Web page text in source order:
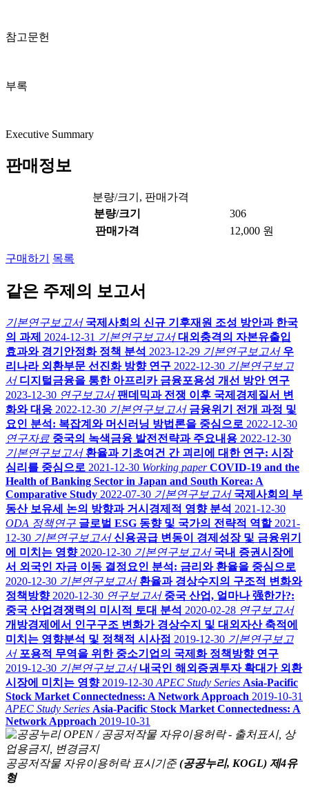
참고문헌
부록
Executive Summary
판매정보
분량/크기, 판매가격
분량/크기
306
판매가격
12,000 원
구매하기 목록
같은 주제의 보고서
기본연구보고서 국제사회의 신규 기후재원 조성 방안과 한국
의 과제
2024-12-31 기본연구보고서 대외충격의 자본유출입
효과와 경기안정화 정책 분석 2023-12-29 기본연구보고서 우
리나라 외환부문 선진화 방향 연구 2022-12-30 기본연구보고
서 디지털금융을 통한 아프리카 금융포용성 개선 방안 연구
2023-12-30 연구보고서 팬데믹과 전쟁 이후 국제경제질서 변
화와 대응 2022-12-30 기본연구보고서 금융위기 전개 과정 및
요인 분석: 복잡계와 머신러닝 방법론을 중심으로 2022-12-30
연구자료 중국의 녹색금융 발전전략과 주요내용 2022-12-30
기본연구보고서 환율과 기초여건 간 괴리에 대한 연구: 시장
심리를 중심으로 2021-12-30 Working paper COVID-19 and the
Health of Banking Sector in Japan and South Korea: A
Comparative Study 2022-07-30 기본연구보고서 국제사회의 부
동산 보유세 논의 방향과 거시경제적 영향 분석 2021-12-30
ODA 정책연구 글로벌 ESG 동향 및 국가의 전략적 역할 2021-
12-30 기본연구보고서 신용공급 변동이 경제성장 및 금융위기
에 미치는 영향 2020-12-30 기본연구보고서 국내 증권시장에
서 외국인 자금 이동 결정요인 분석: 금리와 환율을 중심으로
2020-12-30 기본연구보고서 환율과 경상수지의 구조적 변화와
정책방향 2020-12-30 연구보고서 중국 산업, 얼마나 强한가?:
중국 산업경쟁력의 미시적 토대 분석 2020-02-28 연구보고서
개방경제에서 인구구조 변화가 경상수지 및 대외자산 축적에
미치는 영향분석 및 정책적 시사점 2019-12-30 기본연구보고
서 포용적 무역을 위한 중소기업의 국제화 정책방향 연구
2019-12-30 기본연구보고서 내국인 해외증권투자 확대가 외환
시장에 미치는 영향 2019-12-30 APEC Study Series Asia-Pacific
Stock Market Connectedness: A Network Approach 2019-10-31
APEC Study Series Asia-Pacific Stock Market Connectedness: A
Network Approach 2019-10-31
공공저작물 자유이용허락 표시기준 (공공누리, KOGL) 제4유
형